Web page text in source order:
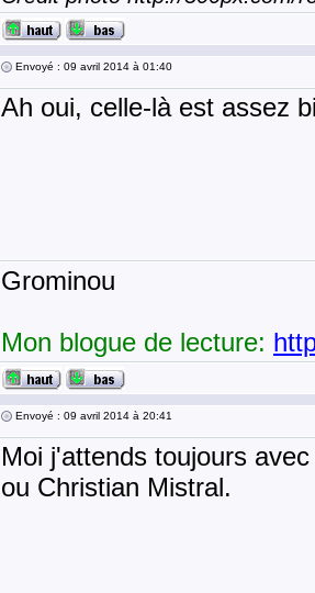
Envoyé : 09 avril 2014 à 01:40
Ah oui, celle-là est assez
Grominou
Mon blogue de lecture:
Envoyé : 09 avril 2014 à 20:41
Moi j'attends toujours
ou Christian Mistral.